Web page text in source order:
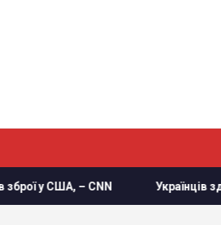
Українців здивували